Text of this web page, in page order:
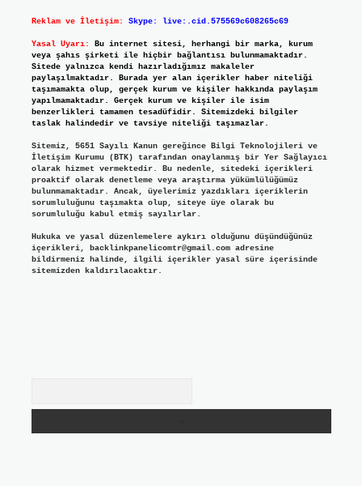
Reklam ve İletişim: Skype: live:.cid.575569c608265c69
Yasal Uyarı:
Bu internet sitesi, herhangi bir marka, kurum
veya şahıs şirketi ile hiçbir bağlantısı bulunmamaktadır.
Sitede yalnızca kendi hazırladığımız makaleler
paylaşılmaktadır. Burada yer alan içerikler haber niteliği
taşımamakta olup, gerçek kurum ve kişiler hakkında paylaşım
yapılmamaktadır. Gerçek kurum ve kişiler ile isim
benzerlikleri tamamen tesadüfidir. Sitemizdeki bilgiler
taslak halindedir ve tavsiye niteliği taşımazlar.
Sitemiz, 5651 Sayılı Kanun gereğince Bilgi Teknolojileri ve
İletişim Kurumu (BTK) tarafından onaylanmış bir Yer Sağlayıcı
olarak hizmet vermektedir. Bu nedenle, sitedeki içerikleri
proaktif olarak denetleme veya araştırma yükümlülüğümüz
bulunmamaktadır. Ancak, üyelerimiz yazdıkları içeriklerin
sorumluluğunu taşımakta olup, siteye üye olarak bu
sorumluluğu kabul etmiş sayılırlar.
Hukuka ve yasal düzenlemelere aykırı olduğunu düşündüğünüz
içerikleri, backlinkpanelicomtr@gmail.comadresine
bildirmeniz halinde, ilgili içerikler yasal süre içerisinde
sitemizden kaldırılacaktır.